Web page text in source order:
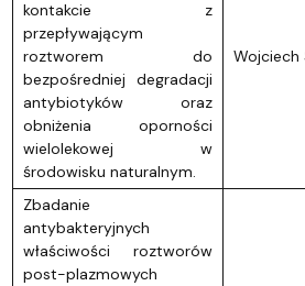
kontakcie z
przepływającym
roztworem do
bezpośredniej degradacji
antybiotyków oraz
obniżenia oporności
wielolekowej w
środowisku naturalnym.
Wojciech
Zbadanie
antybakteryjnych
właściwości roztworów
post-plazmowych